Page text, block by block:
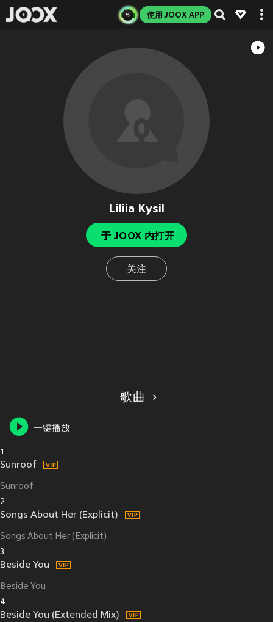
使用 JOOX APP
Liliia Kysil
于 JOOX 内打开
关注
歌曲
一键播放
1
Sunroof
Sunroof
2
Songs About Her (Explicit)
Songs About Her (Explicit)
3
Beside You
Beside You
4
Beside You (Extended Mix)